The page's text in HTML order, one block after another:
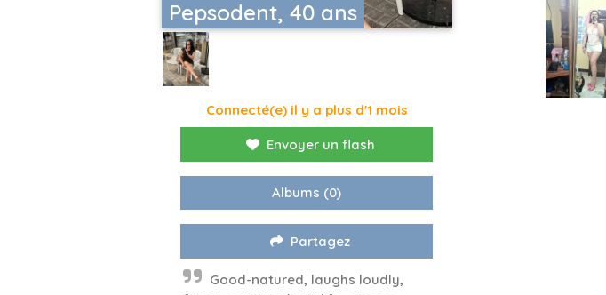
Pepsodent, 40 ans
Connecté(e) il y a plus d'1 mois
Envoyer un flash
Albums (0)
Partagez
Good-natured, laughs loudly,